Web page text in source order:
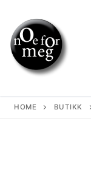
content
HOME BUTIKK